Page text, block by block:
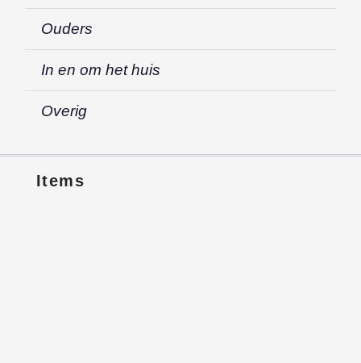
Ouders
In en om het huis
Overig
Items